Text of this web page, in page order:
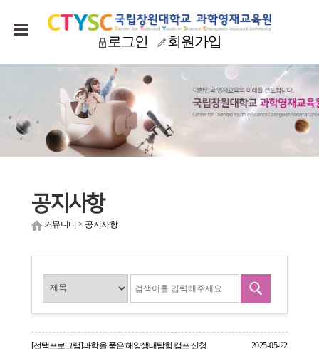
로그인 회원가입
공지사항
커뮤니티 > 공지사항
[선택프로그램]과학을 품은 해양생태탐험 캠프 신청
2025-05-22